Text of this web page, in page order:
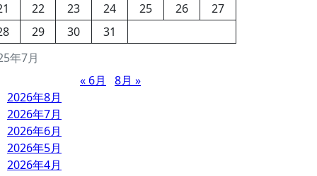
年7月
22 23 24 25 26
27
29 30 31
« 6月
8月 »
2026年8月
2026年7月
2026年6月
2026年5月
2026年4月